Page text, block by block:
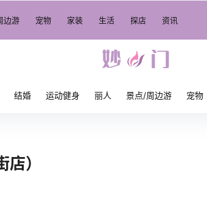
边游 宠物 家装 生活 探店 资讯
结婚 运动健身 丽人 景点/周边游 宠物
）